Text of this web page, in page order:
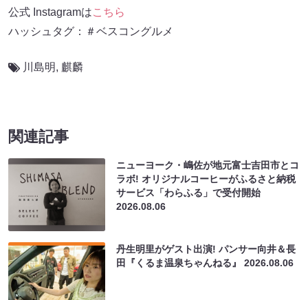
公式 Instagramはこちら
ハッシュタグ：＃ベスコングルメ
川島明, 麒麟
関連記事
ニューヨーク・嶋佐が地元富士吉田市とコ
ラボ! オリジナルコーヒーがふるさと納税
サービス「わらふる」で受付開始
2026.08.06
丹生明里がゲスト出演! パンサー向井＆長
田『くるま温泉ちゃんねる』2026.08.06